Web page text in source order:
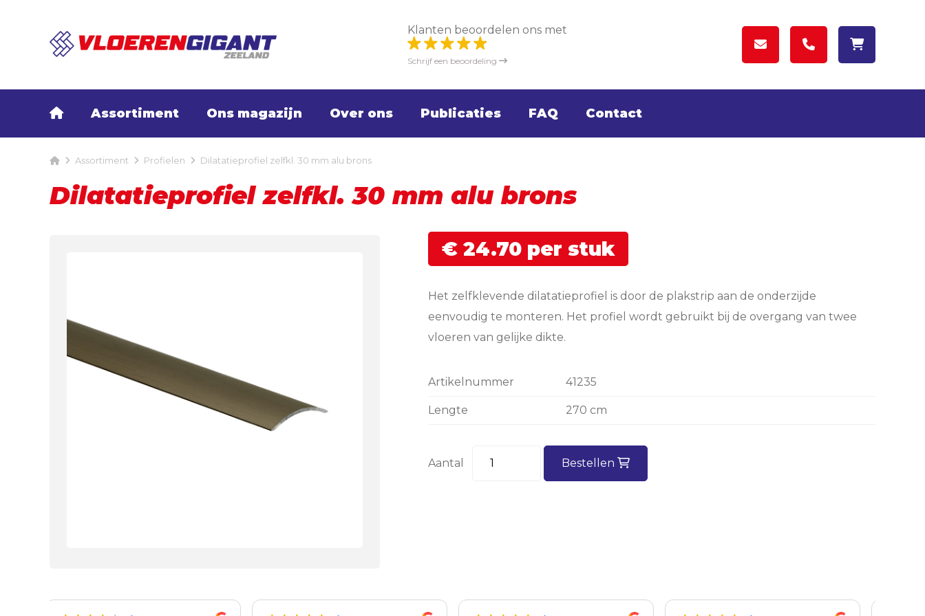
Klanten beoordelen ons met
Schrijf een beoordeling
Assortiment Ons magazijn Over ons Publicaties FAQ Contact
Assortiment Profielen Dilatatieprofiel zelfkl. 30 mm alu brons
Dilatatieprofiel zelfkl. 30 mm alu brons
€ 24.70 per stuk
Het zelfklevende dilatatieprofiel is door de plakstrip aan de onderzijde
eenvoudig te monteren. Het profiel wordt gebruikt bij de overgang van twee
vloeren van gelijke dikte.
Artikelnummer 41235
Lengte 270 cm
Aantal Bestellen